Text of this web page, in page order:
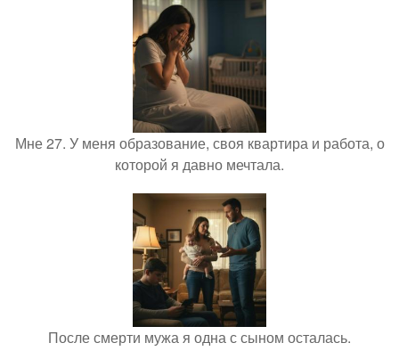
Мне 27. У меня образование, своя квартира и работа, о
которой я давно мечтала.
После смерти мужа я одна с сыном осталась.